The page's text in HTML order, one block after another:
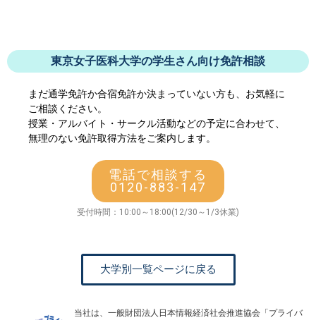
東京女子医科大学の学生さん向け免許相談
まだ通学免許か合宿免許か決まっていない方も、お気軽に
ご相談ください。
授業・アルバイト・サークル活動などの予定に合わせて、
無理のない免許取得方法をご案内します。
電話で相談する
0120-883-147
受付時間：10:00～18:00(12/30～1/3休業)
大学別一覧ページに戻る
当社は、一般財団法人日本情報経済社会推進協会「プライバ